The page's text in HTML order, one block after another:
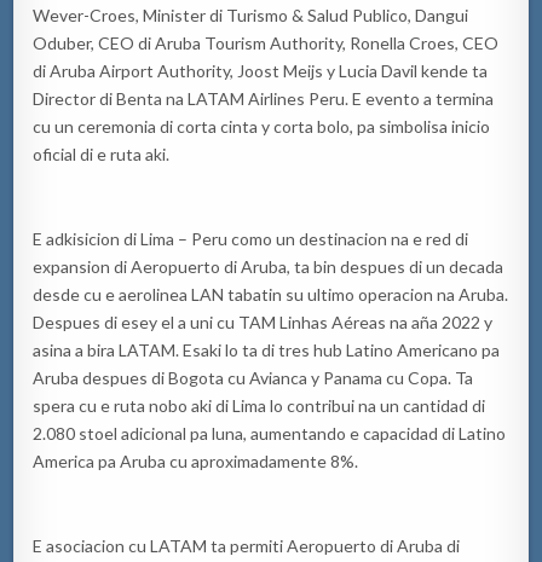
Wever-Croes, Minister di Turismo & Salud Publico, Dangui
Oduber, CEO di Aruba Tourism Authority, Ronella Croes, CEO
di Aruba Airport Authority, Joost Meijs y Lucia Davil kende ta
Director di Benta na LATAM Airlines Peru. E evento a termina
cu un ceremonia di corta cinta y corta bolo, pa simbolisa inicio
oficial di e ruta aki.
E adkisicion di Lima – Peru como un destinacion na e red di
expansion di Aeropuerto di Aruba, ta bin despues di un decada
desde cu e aerolinea LAN tabatin su ultimo operacion na Aruba.
Despues di esey el a uni cu TAM Linhas Aéreas na aña 2022 y
asina a bira LATAM. Esaki lo ta di tres hub Latino Americano pa
Aruba despues di Bogota cu Avianca y Panama cu Copa. Ta
spera cu e ruta nobo aki di Lima lo contribui na un cantidad di
2.080 stoel adicional pa luna, aumentando e capacidad di Latino
America pa Aruba cu aproximadamente 8%.
E asociacion cu LATAM ta permiti Aeropuerto di Aruba di